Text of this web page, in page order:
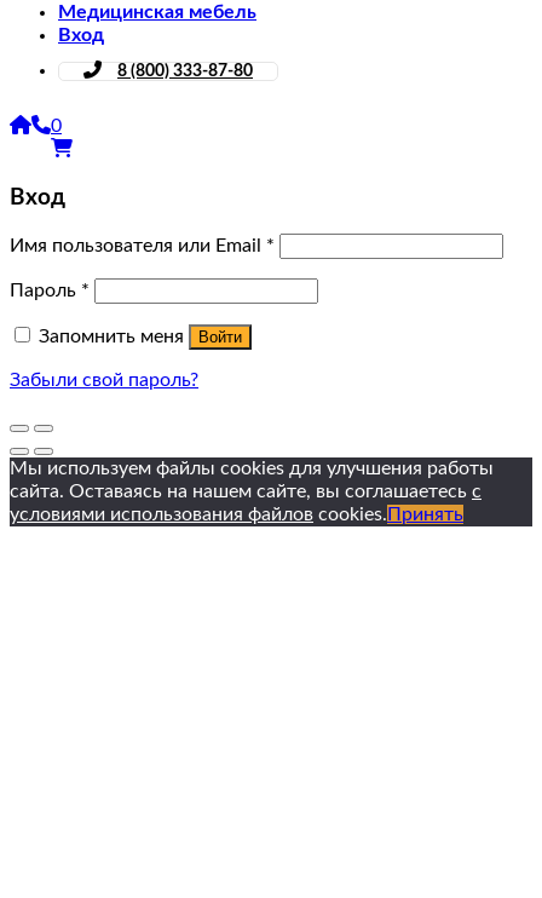
Медицинская мебель
Вход
8 (800) 333-87-80
0
Вход
Имя пользователя или Email *
Пароль *
Запомнить меня Войти
Забыли свой пароль?
Мы используем файлы cookies для улучшения работы
сайта. Оставаясь на нашем сайте, вы соглашаетесь с
условиями использования файлов cookies. Принять